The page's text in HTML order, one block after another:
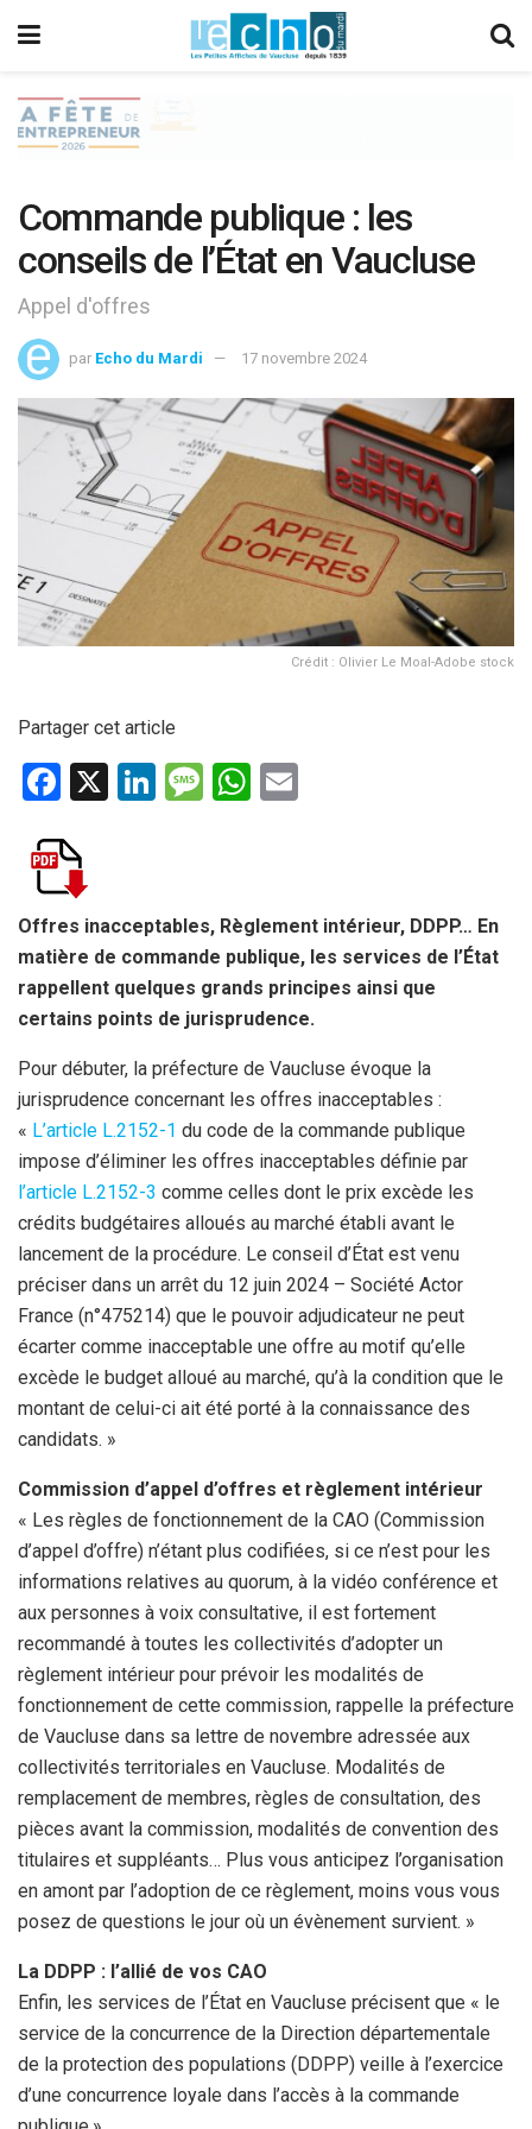
Commande publique : les
conseils de l’État en Vaucluse
Appel d'offres
par Echo du Mardi 17 novembre 2024
Crédit : Olivier Le Moal-Adobe stock
Partager cet article
F
ce
b
o
o
k
X
Li
n
M
g
e
W
A
p
p
Offres inacceptables, Règlement intérieur, DDPP… En
matière de commande publique, les services de l’État
rappellent quelques grands principes ainsi que
certains points de jurisprudence.
Pour débuter, la préfecture de Vaucluse évoque la
jurisprudence concernant les offres inacceptables :
« L’article L.2152-1 du code de la commande publique
impose d’éliminer les offres inacceptables définie par
l’article L.2152-3 comme celles dont le prix excède les
crédits budgétaires alloués au marché établi avant le
lancement de la procédure. Le conseil d’État est venu
préciser dans un arrêt du 12 juin 2024 – Société Actor
France (n°475214) que le pouvoir adjudicateur ne peut
écarter comme inacceptable une offre au motif qu’elle
excède le budget alloué au marché, qu’à la condition que le
montant de celui-ci ait été porté à la connaissance des
candidats. »
Commission d’appel d’offres et règlement intérieur
« Les règles de fonctionnement de la CAO (Commission
d’appel d’offre) n’étant plus codifiées, si ce n’est pour les
informations relatives au quorum, à la vidéo conférence et
aux personnes à voix consultative, il est fortement
recommandé à toutes les collectivités d’adopter un
règlement intérieur pour prévoir les modalités de
fonctionnement de cette commission, rappelle la préfecture
de Vaucluse dans sa lettre de novembre adressée aux
collectivités territoriales en Vaucluse. Modalités de
remplacement de membres, règles de consultation, des
pièces avant la commission, modalités de convention des
titulaires et suppléants… Plus vous anticipez l’organisation
en amont par l’adoption de ce règlement, moins vous vous
posez de questions le jour où un évènement survient. »
La DDPP : l’allié de vos CAO
Enfin, les services de l’État en Vaucluse précisent que « le
service de la concurrence de la Direction départementale
de la protection des populations (DDPP) veille à l’exercice
d’une concurrence loyale dans l’accès à la commande